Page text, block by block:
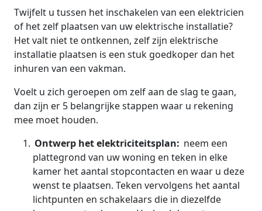
Twijfelt u tussen het inschakelen van een elektricien
of het zelf plaatsen van uw elektrische installatie?
Het valt niet te ontkennen, zelf zijn elektrische
installatie plaatsen is een stuk goedkoper dan het
inhuren van een vakman.
Voelt u zich geroepen om zelf aan de slag te gaan,
dan zijn er 5 belangrijke stappen waar u rekening
mee moet houden.
Ontwerp het elektriciteitsplan: neem een
plattegrond van uw woning en teken in elke
kamer het aantal stopcontacten en waar u deze
wenst te plaatsen. Teken vervolgens het aantal
lichtpunten en schakelaars die in diezelfde